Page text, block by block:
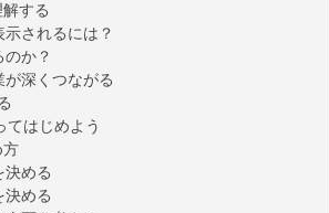
する
されるには？
か？
深くつながる
はじめよう
める
める